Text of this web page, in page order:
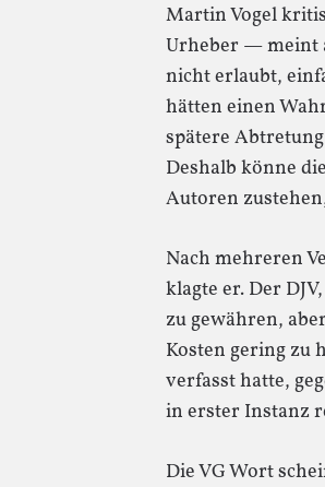
Martin Vogel
Urheber — meint
nicht erlaubt,
hätten einen
spätere
Deshalb könne
Autoren
Nach mehreren
klagte er. Der
zu gewähren,
Kosten gering zu
verfasst hatte,
in erster Instanz
Die VG Wort